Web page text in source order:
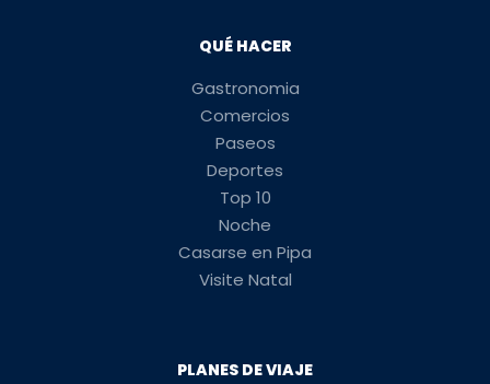
QUÉ HACER
Gastronomia
Comercios
Paseos
Deportes
Top 10
Noche
Casarse en Pipa
Visite Natal
PLANES DE VIAJE